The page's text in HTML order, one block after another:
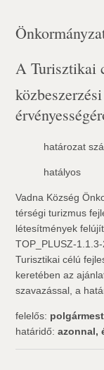
A Turisztikai
határozat
hatályos
Vadna Község
térségi turizmus
létesítmények
TOP_PLUSZ-
Turisztikai célú
keretében az
szavazással, a
felelős:
határidő:azonnal,